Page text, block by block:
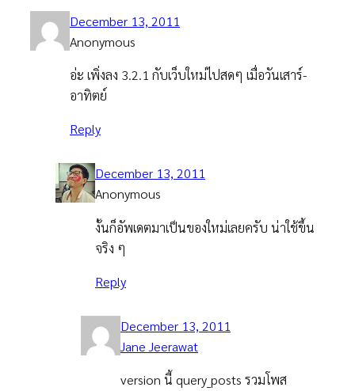
December 13, 2011
Anonymous
อ่ะ เพิ่งลง 3.2.1 กับเว็บใหม่ไปสดๆ เมื่อวันเสาร์-
อาทิตย์
Reply
December 13, 2011
Anonymous
งั้นก็อัพเดตมาเป็นของใหม่เลยครับ น่าใช้ขึ้น
จริง ๆ
Reply
December 13, 2011
Jane Jeerawat
version นี้ query_posts รวมโพส